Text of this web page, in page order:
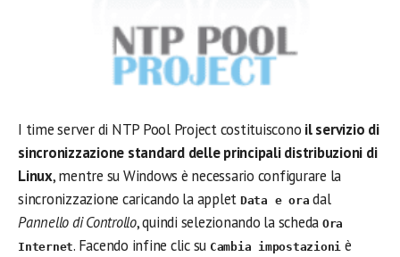
I time server di NTP Pool Project costituiscono il servizio di
sincronizzazione standard delle principali distribuzioni di
Linux, mentre su Windows è necessario configurare la
sincronizzazione caricando la applet Data e ora dal
Pannello di Controllo, quindi selezionando la scheda Ora
Internet. Facendo infine clic su Cambia impostazioni è